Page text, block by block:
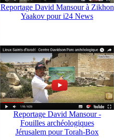
Reportage David Mansour à Zikhon
Yaakov pour i24 News
Reportage David Mansour -
Fouilles archéologiques
Jérusalem pour Torah-Box